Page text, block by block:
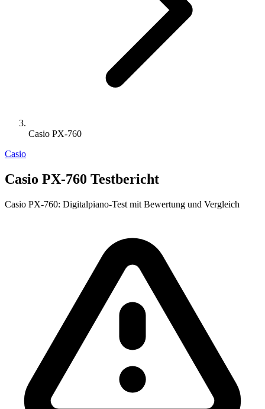
Casio PX-760
Casio
Casio PX-760 Testbericht
Casio PX-760: Digitalpiano-Test mit Bewertung und Vergleich